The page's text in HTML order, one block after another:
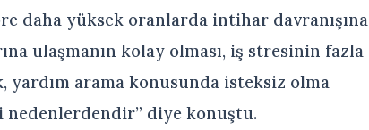
daha yüksek oranlarda intihar davranışına
ulaşmanın kolay olması, iş stresinin fazla
yardım arama konusunda isteksiz olma
diye konuştu.